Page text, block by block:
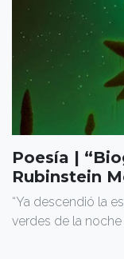
Poesía |
Rubinstein
“Ya descendió la
verdes de la